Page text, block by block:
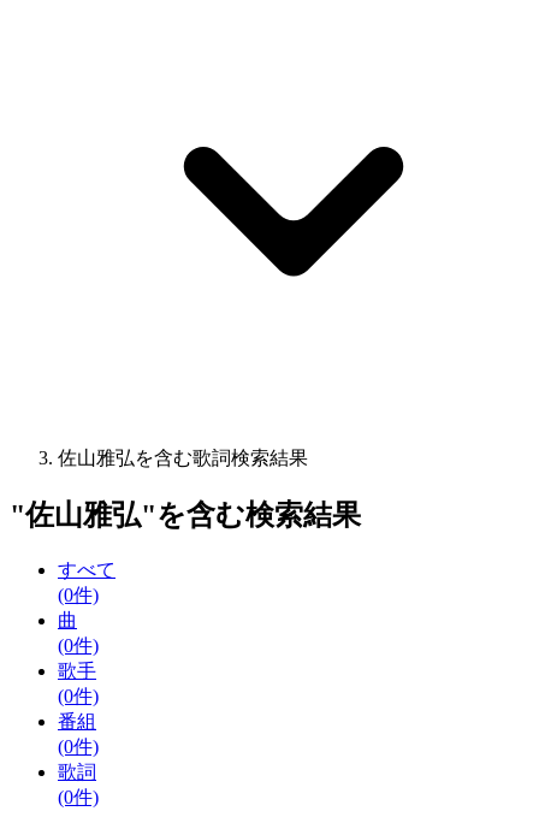
佐山雅弘を含む歌詞検索結果
"佐山雅弘"を含む検索結果
すべて
(0件)
曲
(0件)
歌手
(0件)
番組
(0件)
歌詞
(0件)